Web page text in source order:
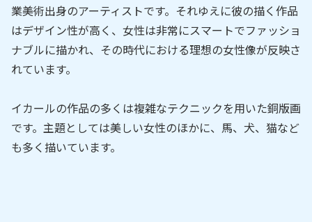
業美術出身のアーティストです。それゆえに彼の描く作品
はデザイン性が高く、女性は非常にスマートでファッショ
ナブルに描かれ、その時代における理想の女性像が反映さ
れています。
イカールの作品の多くは複雑なテクニックを用いた銅版画
です。主題としては美しい女性のほかに、馬、犬、猫など
も多く描いています。